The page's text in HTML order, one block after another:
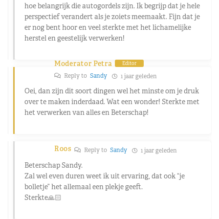
hoe belangrijk die autogordels zijn. Ik begrijp dat je hele
perspectief verandert als je zoiets meemaakt. Fijn dat je
er nog bent hoor en veel sterkte met het lichamelijke
herstel en geestelijk verwerken!
Moderator Petra Editor
Reply to Sandy 1 jaar geleden
Oei, dan zijn dit soort dingen wel het minste om je druk
over te maken inderdaad. Wat een wonder! Sterkte met
het verwerken van alles en Beterschap!
Roos Reply to Sandy 1 jaar geleden
Beterschap Sandy.
Zal wel even duren weet ik uit ervaring, dat ook “je
bolletje” het allemaal een plekje geeft.
Sterkte🙏🏻